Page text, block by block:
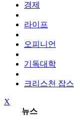
경제
라이프
오피니언
기독대학
크리스천 잡스
X
뉴스